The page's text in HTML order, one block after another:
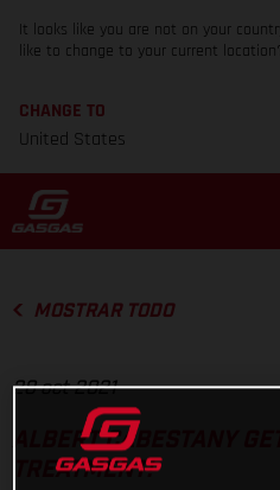
It looks like you are not on your
like to change to your current
CHANGE TO
United States
MOSTRAR TODO
28 oct 2021
ALBERT CABESTANY
TREATMENT!